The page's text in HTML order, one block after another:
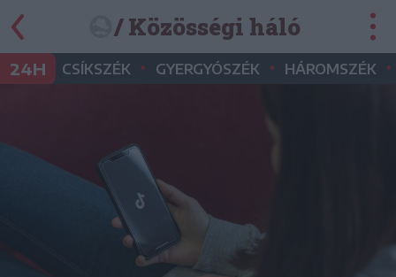
/ Közösségi háló
24H CSÍKSZÉK • GYERGYÓSZÉK • HÁROMSZÉK •